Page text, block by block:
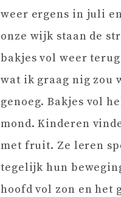
weer ergens in juli
onze wijk staan de
bakjes vol weer
wat ik graag nig zou
genoeg. Bakjes vol
mond. Kinderen
met fruit. Ze leren
tegelijk hun
hoofd vol zon en het